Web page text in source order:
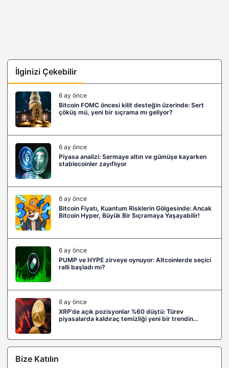
İlginizi Çekebilir
6 ay önce
Bitcoin FOMC öncesi kilit desteğin üzerinde: Sert
çöküş mü, yeni bir sıçrama mı geliyor?
6 ay önce
Piyasa analizi: Sermaye altın ve gümüşe kayarken
stablecoinler zayıflıyor
6 ay önce
Bitcoin Fiyatı, Kuantum Risklerin Gölgesinde: Ancak
Bitcoin Hyper, Büyük Bir Sıçramaya Yaşayabilir!
6 ay önce
PUMP ve HYPE zirveye oynuyor: Altcoinlerde seçici
ralli başladı mı?
6 ay önce
XRP’de açık pozisyonlar %60 düştü: Türev
piyasalarda kaldıraç temizliği yeni bir trendin
Bize Katılın